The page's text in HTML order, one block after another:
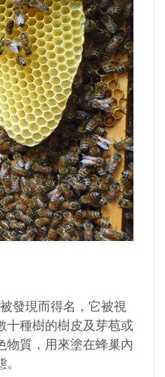
被發現而得名，它被視
十種樹的樹皮及芽苞或
物質，用來塗在蜂巢內